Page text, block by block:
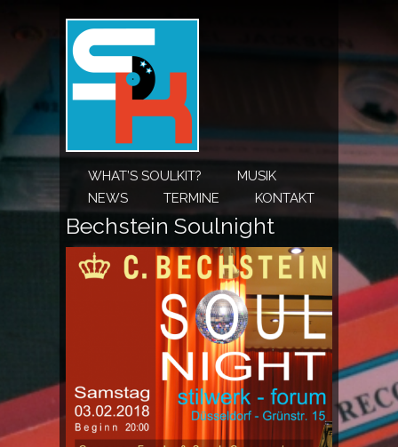
WHAT’S SOULKIT?
MUSIK
NEWS
TERMINE KONTAKT
Bechstein Soulnight